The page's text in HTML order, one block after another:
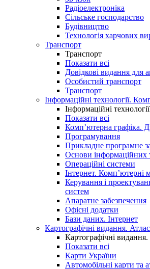
Радіоелектроніка
Сільське господарство
Будівництво
Технологія харчових
Транспорт
Транспорт
Показати всі
Довідкові видання для
Особистий транспорт
Транспорт
Інформаційні технології.
Інформаційні
Показати всі
Комп’ютерна графіка.
Програмування
Прикладне програмне
Основи інформаційних
Операційні системи
Інтернет. Комп’ютерні
Керування і
систем
Апаратне забезпечення
Офісні додатки
Бази даних. Інтернет
Картографічні видання.
Картографічні
Показати всі
Карти України
Автомобільні карти та